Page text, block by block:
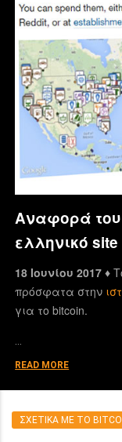
Αναφορά του
ελληνικό
18 Ιουνίου 2017 ♦
πρόσφατα στην
για το bitcoin.
READ MORE
ΣΧΕΤΙΚΑ ΜΕ ΤΟ